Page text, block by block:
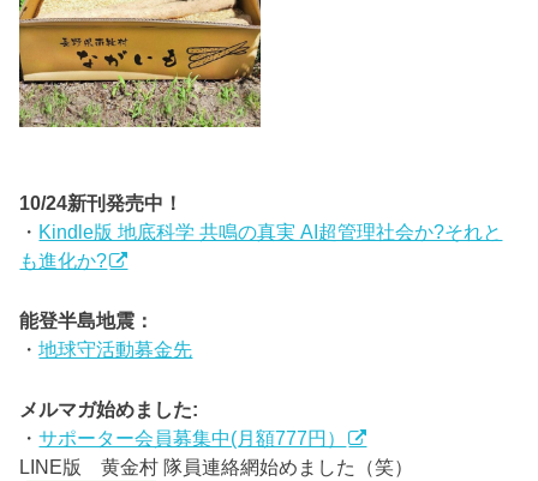
10/24新刊発売中！
・ Kindle版 地底科学 共鳴の真実 AI超管理社会か?それと
も進化か?
能登半島地震：
・地球守活動募金先
メルマガ始めました:
・サポーター会員募集中(月額777円）
LINE版 黄金村 隊員連絡網始めました（笑）